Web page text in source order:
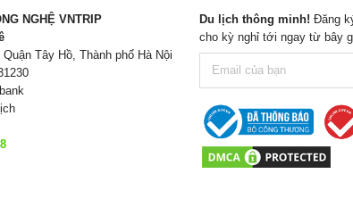
NGHỆ VNTRIP
Tây Hồ, Thành phố Hà Nội
Du lịch thông minh! Đăng
cho kỳ nghỉ tới ngay từ bây